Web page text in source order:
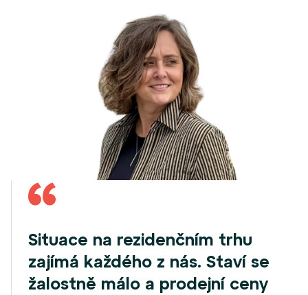
Situace na rezidenčním trhu
zajímá každého z nás. Staví se
žalostně málo a prodejní ceny